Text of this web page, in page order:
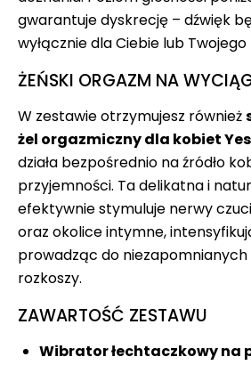
gwarantuje dyskrecję – dźwięk
wyłącznie dla Ciebie lub
ŻEŃSKI ORGAZM NA
W zestawie otrzymujesz również
żel orgazmiczny dla kobiet
działa bezpośrednio na źródło
przyjemności. Ta delikatna i
efektywnie stymuluje nerwy
oraz okolice intymne,
prowadząc do
rozkoszy.
ZAWARTOŚĆ ZESTAWU
Wibrator łechtaczkowy na